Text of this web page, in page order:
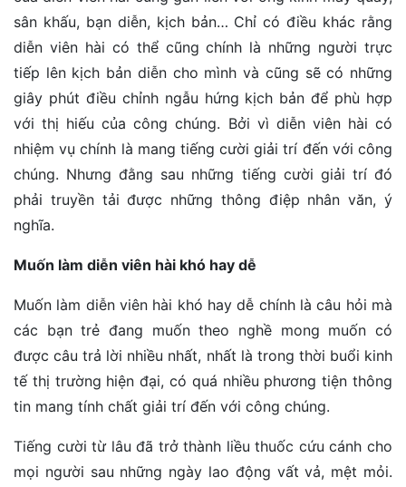
sân khấu, bạn diễn, kịch bản… Chỉ có điều khác rằng
diễn viên hài có thể cũng chính là những người trực
tiếp lên kịch bản diễn cho mình và cũng sẽ có những
giây phút điều chỉnh ngẫu hứng kịch bản để phù hợp
với thị hiếu của công chúng. Bởi vì diễn viên hài có
nhiệm vụ chính là mang tiếng cười giải trí đến với công
chúng. Nhưng đằng sau những tiếng cười giải trí đó
phải truyền tải được những thông điệp nhân văn, ý
nghĩa.
Muốn làm diễn viên hài khó hay dễ
Muốn làm diễn viên hài khó hay dễ chính là câu hỏi mà
các bạn trẻ đang muốn theo nghề mong muốn có
được câu trả lời nhiều nhất, nhất là trong thời buổi kinh
tế thị trường hiện đại, có quá nhiều phương tiện thông
tin mang tính chất giải trí đến với công chúng.
Tiếng cười từ lâu đã trở thành liều thuốc cứu cánh cho
mọi người sau những ngày lao động vất vả, mệt mỏi.